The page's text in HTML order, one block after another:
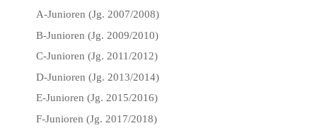
A-Junioren (Jg. 2007/2008)
B-Junioren (Jg. 2009/2010)
C-Junioren (Jg. 2011/2012)
D-Junioren (Jg. 2013/2014)
E-Junioren (Jg. 2015/2016)
F-Junioren (Jg. 2017/2018)